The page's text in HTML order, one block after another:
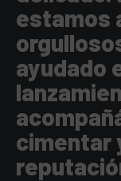
estamos
ayudado
cimentar